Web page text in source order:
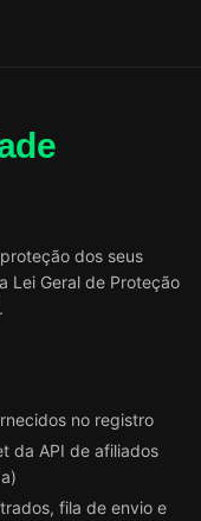
dos seus
Lei Geral de Proteção
no registro
da API de afiliados
fila de envio e